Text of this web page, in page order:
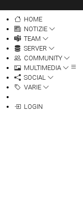
HOME
NOTIZIE
TEAM
SERVER
COMMUNITY
MULTIMEDIA
SOCIAL
VARIE
LOGIN